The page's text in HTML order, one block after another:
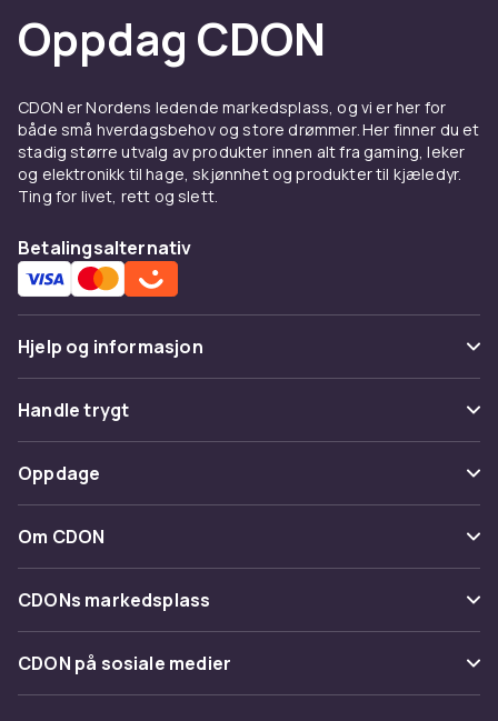
Oppdag CDON
CDON er Nordens ledende markedsplass, og vi er her for
både små hverdagsbehov og store drømmer. Her finner du et
stadig større utvalg av produkter innen alt fra gaming, leker
og elektronikk til hage, skjønnhet og produkter til kjæledyr.
Ting for livet, rett og slett.
Betalingsalternativ
Hjelp og informasjon
Vanlige spørsmål
Spor pakke
Angre & returner her
Kontakt oss
Handle trygt
Betaling
Levering
Tilbakekallinger
Oppdage
Kategorier
Varemerker
Om CDON
Om oss
Kundeanmeldelser
Jobbe på CDON
CDONs markedsplass
Merchant Help Center
CDON på sosiale medier